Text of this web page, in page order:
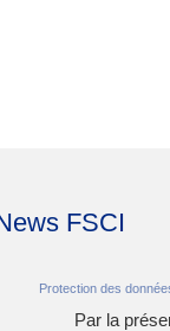
FSCI
Protection des
Par la